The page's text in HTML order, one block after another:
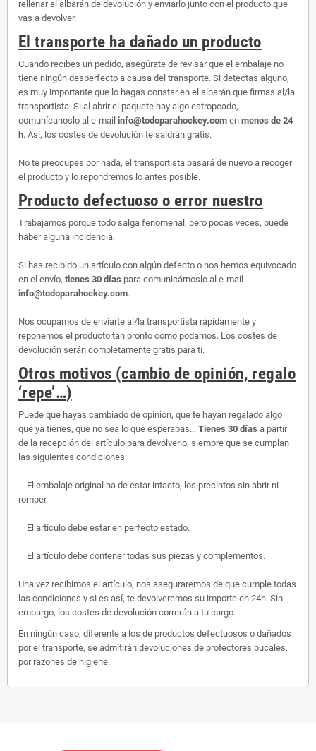
rellenar el albarán de devolución y enviarlo junto con el producto que
vas a devolver.
El transporte ha dañado un producto
Cuando recibes un pedido, asegúrate de revisar que el embalaje no
tiene ningún desperfecto a causa del transporte. Si detectas alguno,
es muy importante que lo hagas constar en el albarán que firmas al/la
transportista. Si al abrir el paquete hay algo estropeado,
comunícanoslo al e-mail info@todoparahockey.com en menos de 24
h. Así, los costes de devolución te saldrán gratis.
No te preocupes por nada, el transportista pasará de nuevo a recoger
el producto y lo repondremos lo antes posible.
Producto defectuoso o error nuestro
Trabajamos porque todo salga fenomenal, pero pocas veces, puede
haber alguna incidencia.
Si has recibido un artículo con algún defecto o nos hemos equivocado
en el envío, tienes 30 días para comunicárnoslo al e-mail
info@todoparahockey.com.
Nos ocupamos de enviarte al/la transportista rápidamente y
reponemos el producto tan pronto como podamos. Los costes de
devolución serán completamente gratis para ti.
Otros motivos (cambio de opinión, regalo
‘repe’…)
Puede que hayas cambiado de opinión, que te hayan regalado algo
que ya tienes, que no sea lo que esperabas… Tienes 30 días a partir
de la recepción del artículo para devolverlo, siempre que se cumplan
las siguientes condiciones:
El embalaje original ha de estar intacto, los precintos sin abrir ni
romper.
El artículo debe estar en perfecto estado.
El artículo debe contener todas sus piezas y complementos.
Una vez recibimos el artículo, nos aseguraremos de que cumple todas
las condiciones y si es así, te devolveremos su importe en 24h. Sin
embargo, los costes de devolución correrán a tu cargo.
En ningún caso, diferente a los de productos defectuosos o dañados
por el transporte, se admitirán devoluciones de protectores bucales,
por razones de higiene.